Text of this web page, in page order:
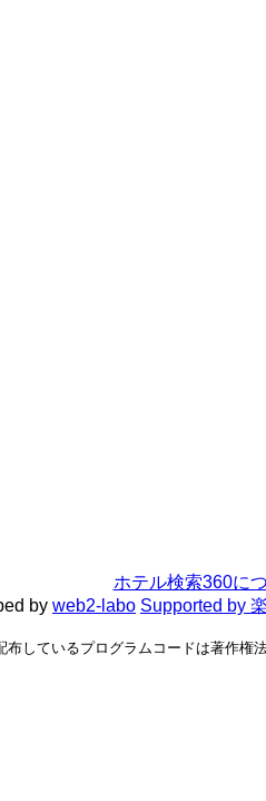
ホテル検索360に
by web2-labo Supported by
布しているプログラムコードは著作